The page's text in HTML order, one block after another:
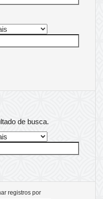
de busca.
registros por